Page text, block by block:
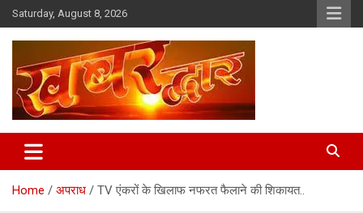
Skip
to
content
Saturday, August 8, 2026
Khabar Dwar
Home अपराध TV एंकरों के खिलाफ नफरत फैलाने की शिकायत..